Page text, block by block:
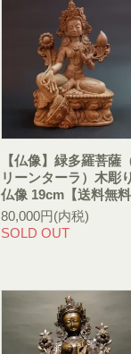
【仏像】緑多羅菩薩
リーンターラ）木彫り
仏像 19cm【送料無料
80,000円(内税)
SOLD OUT